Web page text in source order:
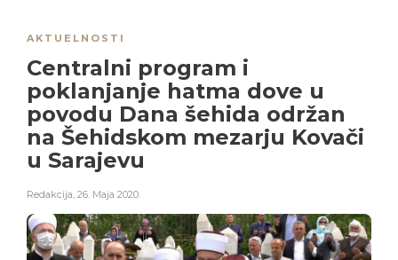
AKTUELNOSTI
Centralni program i
poklanjanje hatma dove u
povodu Dana šehida održan
na Šehidskom mezarju Kovači
u Sarajevu
Redakcija, 26. Maja 2020.